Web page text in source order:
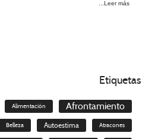
Leer más...
Etiquetas
Afrontamiento
Alimentación
Atracones
Autoestima
Belleza